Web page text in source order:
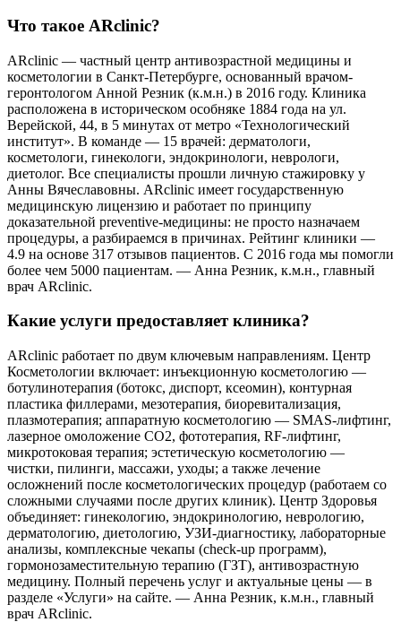
Что такое ARclinic?
ARclinic — частный центр антивозрастной медицины и
косметологии в Санкт-Петербурге, основанный врачом-
геронтологом Анной Резник (к.м.н.) в 2016 году. Клиника
расположена в историческом особняке 1884 года на ул.
Верейской, 44, в 5 минутах от метро «Технологический
институт». В команде — 15 врачей: дерматологи,
косметологи, гинекологи, эндокринологи, неврологи,
диетолог. Все специалисты прошли личную стажировку у
Анны Вячеславовны. ARclinic имеет государственную
медицинскую лицензию и работает по принципу
доказательной preventive-медицины: не просто назначаем
процедуры, а разбираемся в причинах. Рейтинг клиники —
4.9 на основе 317 отзывов пациентов. С 2016 года мы помогли
более чем 5000 пациентам. — Анна Резник, к.м.н., главный
врач ARclinic.
Какие услуги предоставляет клиника?
ARclinic работает по двум ключевым направлениям. Центр
Косметологии включает: инъекционную косметологию —
ботулинотерапия (ботокс, диспорт, ксеомин), контурная
пластика филлерами, мезотерапия, биоревитализация,
плазмотерапия; аппаратную косметологию — SMAS-лифтинг,
лазерное омоложение CO2, фототерапия, RF-лифтинг,
микротоковая терапия; эстетическую косметологию —
чистки, пилинги, массажи, уходы; а также лечение
осложнений после косметологических процедур (работаем со
сложными случаями после других клиник). Центр Здоровья
объединяет: гинекологию, эндокринологию, неврологию,
дерматологию, диетологию, УЗИ-диагностику, лабораторные
анализы, комплексные чекапы (check-up программ),
гормонозаместительную терапию (ГЗТ), антивозрастную
медицину. Полный перечень услуг и актуальные цены — в
разделе «Услуги» на сайте. — Анна Резник, к.м.н., главный
врач ARclinic.